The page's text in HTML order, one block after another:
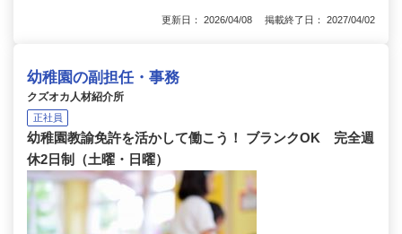
更新日： 2026/04/08 掲載終了日： 2027/04/02
幼稚園の副担任・事務
クズオカ人材紹介所
正社員
幼稚園教諭免許を活かして働こう！ ブランクOK 完全週
休2日制（土曜・日曜）